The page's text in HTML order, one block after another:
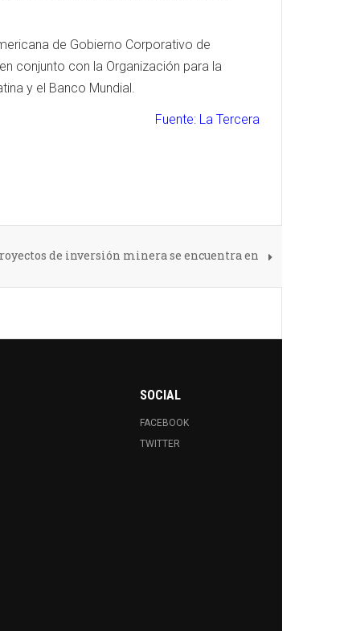
de Gobierno Corporativo de
conjunto con la Organización para la
y el Banco Mundial.
Fuente: La Tercera
de inversión minera se encuentra en
SOCIAL
FACEBOOK
TWITTER